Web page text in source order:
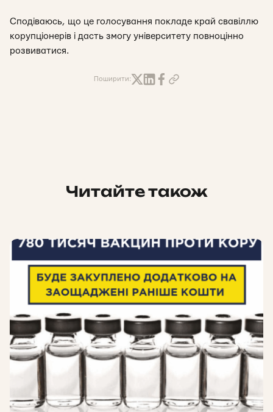
Сподіваюсь, що це голосування покладе край свавіллю
корупціонерів і дасть змогу університету повноцінно
розвиватися.
Поширити:
Читайте також